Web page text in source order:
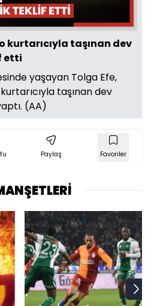
kurtarıcıyla taşınan dev
etti
yaşayan Tolga Efe,
taşınan dev
(AA)
Paylaş Favoriler